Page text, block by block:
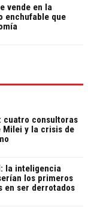
vende en la
enchufable que
cuatro consultoras
Milei y la crisis de
la inteligencia
los primeros
en ser derrotados